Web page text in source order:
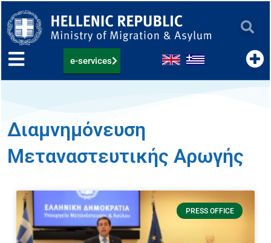
to
content
e-services
Διαμνημόνευση
Μεταναστευτικής Αρωγής
PRESS OFFICE